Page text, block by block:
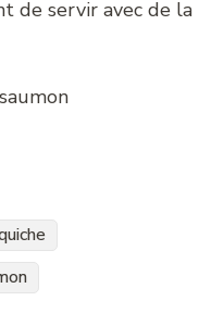
de servir avec de la